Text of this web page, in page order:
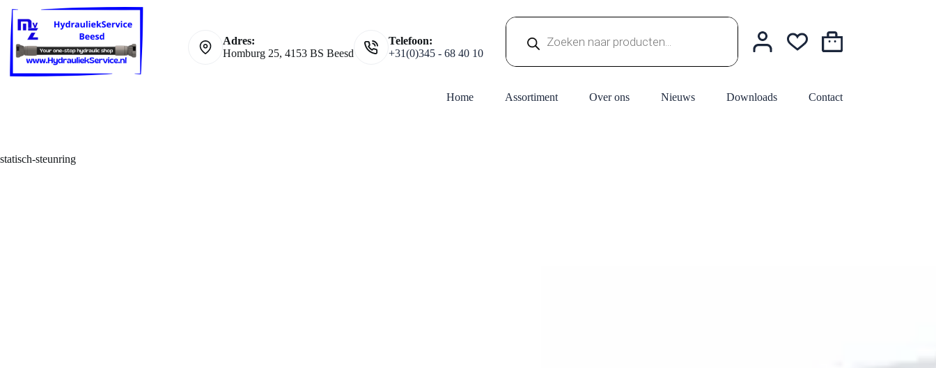
naar
inhoud
Adres:
Homburg 25, 4153 BS Beesd
Telefoon:
+31(0)345 - 68 40 10
zoeken
Winkelwagen
Home Assortiment Over ons Nieuws Downloads Contact
statisch-steunring